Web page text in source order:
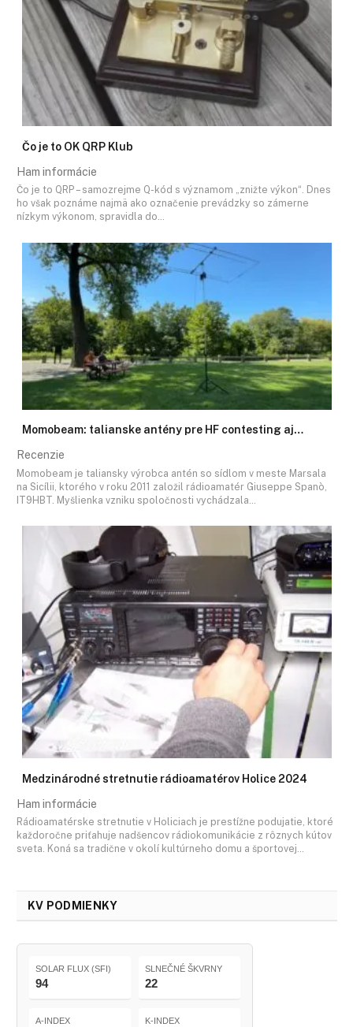
Čo je to OK QRP Klub
Ham informácie
Čo je to QRP – samozrejme Q-kód s významom „znižte výkon“. Dnes
ho však poznáme najmä ako označenie prevádzky so zámerne
nízkym výkonom, spravidla do…
Momobeam: talianske antény pre HF contesting aj…
Recenzie
Momobeam je taliansky výrobca antén so sídlom v meste Marsala
na Sicílii, ktorého v roku 2011 založil rádioamatér Giuseppe Spanò,
IT9HBT. Myšlienka vzniku spoločnosti vychádzala…
Medzinárodné stretnutie rádioamatérov Holice 2024
Ham informácie
Rádioamatérske stretnutie v Holiciach je prestížne podujatie, ktoré
každoročne priťahuje nadšencov rádiokomunikácie z rôznych kútov
sveta. Koná sa tradične v okolí kultúrneho domu a športovej…
KV PODMIENKY
SOLAR FLUX (SFI)
94
SLNEČNÉ ŠKVRNY
22
A-INDEX K-INDEX